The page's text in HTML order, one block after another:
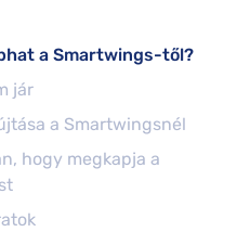
a Smartwings-től?
jár
a Smartwingsnél
hogy megkapja a